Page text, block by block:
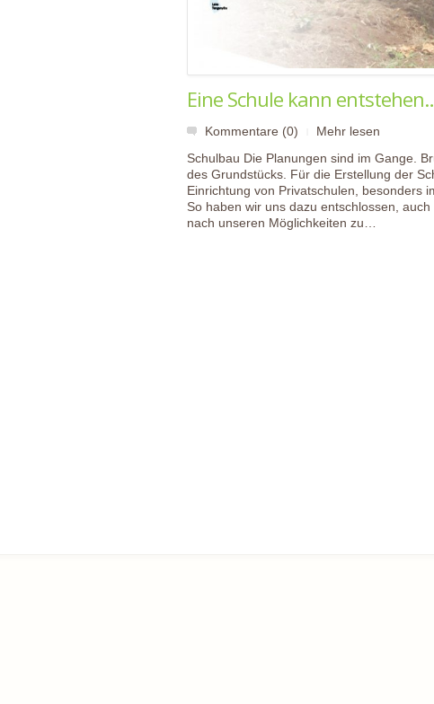
Eine Schule kann
Kommentare (0)
Mehr lesen
Schulbau Die Planungen sind im Gange.
des Grundstücks. Für die Erstellung der
Einrichtung von Privatschulen, besonders
So haben wir uns dazu entschlossen,
nach unseren Möglichkeiten zu…